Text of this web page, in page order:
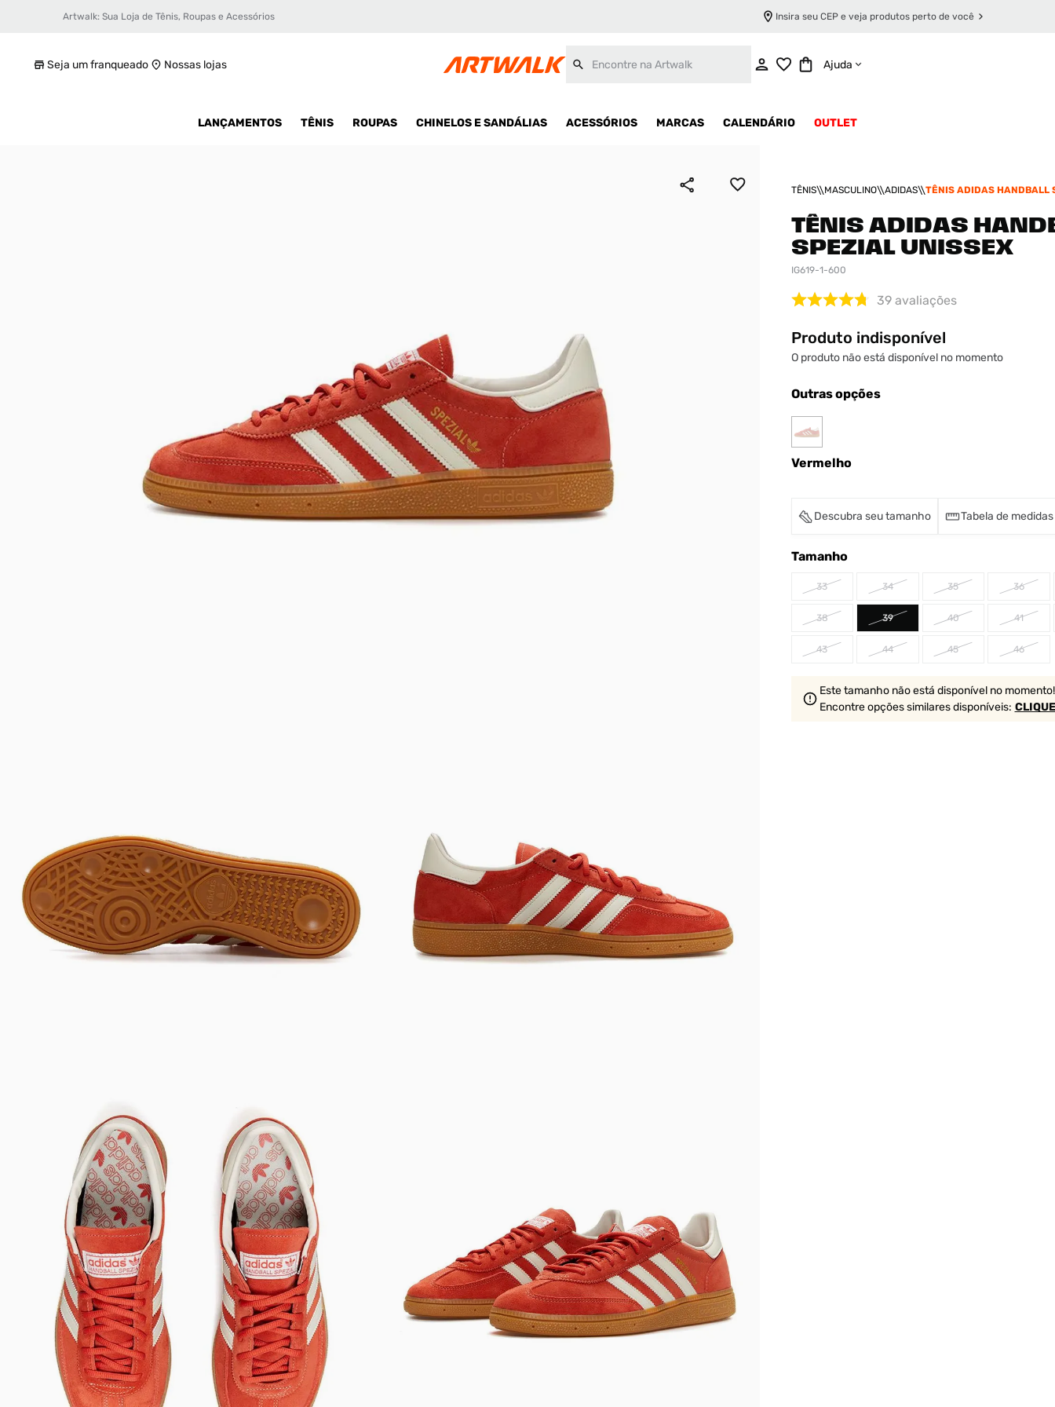
Artwalk: Sua Loja de Tênis, Roupas e Acessórios Insira seu CEP e veja produtos perto de você
Seja um franqueado Nossas lojas Ajuda
LANÇAMENTOS TÊNIS ROUPAS CHINELOS E SANDÁLIAS ACESSÓRIOS MARCAS CALENDÁRIO OUTLET
TÊNIS MASCULINO ADIDAS
TÊNIS ADIDAS HANDBALL
TÊNIS ADIDAS
SPEZIAL UNISSEX
IG619-1-600
39 avaliações
Produto indisponível
O produto não está disponível no momento
Outras opções
Vermelho
Descubra seu tamanho Tabela de medidas
Tamanho
33 34 35 36
38 39 40 41
43 44 45 46
Este tamanho não está disponível no momento!
Encontre opções similaresdisponíveis:
Tênis adidas Handball Spezial Unissex